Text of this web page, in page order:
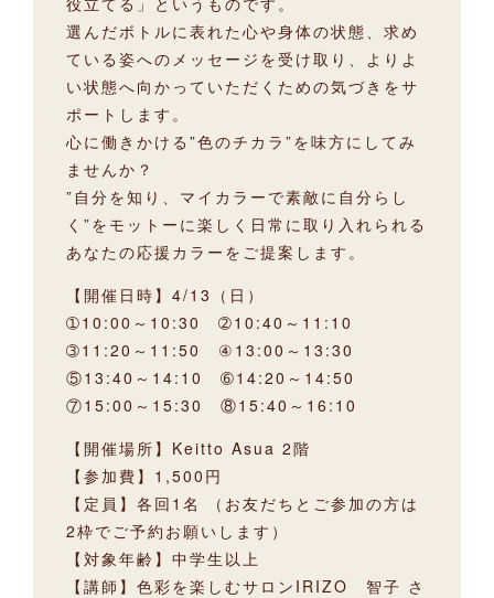
選んだボトルに表れた心や身体の状態、求め
ている姿へのメッセージを受け取り、よりよ
い状態へ向かっていただくための気づきをサ
ポートします。
心に働きかける”色のチカラ”を味方にしてみ
ませんか？
”自分を知り、マイカラーで素敵に自分らし
く”をモットーに楽しく日常に取り入れられる
あなたの応援カラーをご提案します。
【開催日時】4/13（日）
➀10:00～10:30 ➁10:40～11:10
➂11:20～11:50 ④13:00～13:30
⑤13:40～14:10 ➅14:20～14:50
⑦15:00～15:30 ⑧15:40～16:10
【開催場所】Keitto Asua 2階
【参加費】1,500円
【定員】各回1名 （お友だちとご参加の方は
2枠でご予約お願いします）
【対象年齢】中学生以上
【講師】色彩を楽しむサロンIRIZO 智子 さ